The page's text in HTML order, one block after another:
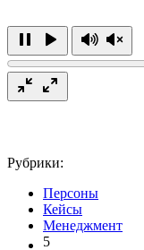
Рубрики:
Персоны
Кейсы
Менеджмент
5